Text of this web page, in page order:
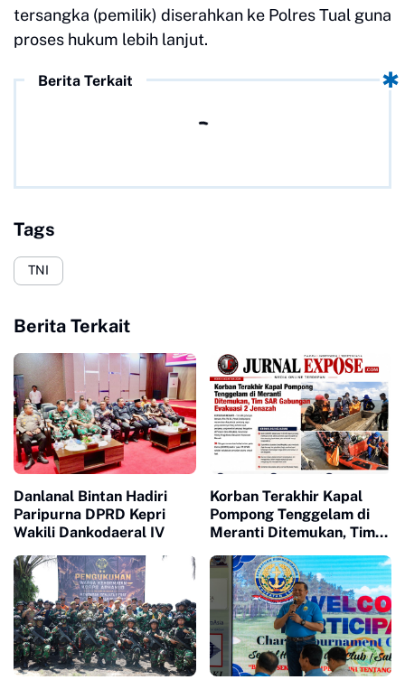
tersangka (pemilik) diserahkan ke Polres Tual guna
proses hukum lebih lanjut.
Berita Terkait
Tags
TNI
Berita Terkait
Danlanal Bintan Hadiri
Paripurna DPRD Kepri
Wakili Dankodaeral IV
Korban Terakhir Kapal
Pompong Tenggelam di
Meranti Ditemukan, Tim
Jenazah